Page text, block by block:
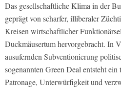
Das gesellschaftliche Klima in der
geprägt von scharfer, illiberaler
Kreisen wirtschaftlicher
Duckmäusertum hervorgebracht. In
ausufernden Subventionierung
sogenannten Green Deal entsteht ein
Patronage, Unterwürfigkeit und